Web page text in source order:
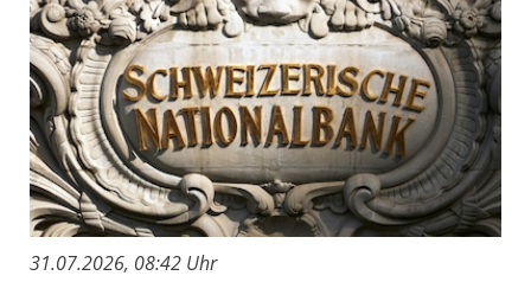
31.07.2026, 08:42 Uhr